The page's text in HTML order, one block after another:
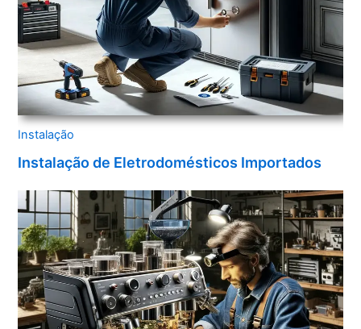
Instalação
Instalação de Eletrodomésticos Importados